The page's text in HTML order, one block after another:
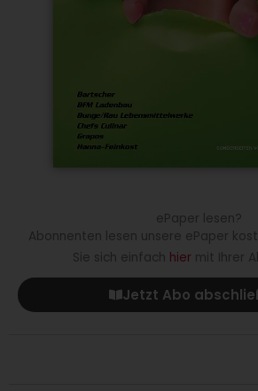
ePaper lesen?
Abonnenten lesen unsere ePaper
Sie sich einfach hier mit Ihrer
Jetzt Abo